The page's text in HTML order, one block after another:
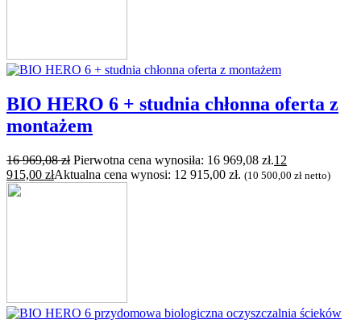
BIO HERO 6 + studnia chłonna oferta z
montażem
16 969,08zł Pierwotna cena wynosiła: 16 969,08 zł.12
915,00 złAktualna cena wynosi: 12 915,00 zł. (10 500,00 zł netto)